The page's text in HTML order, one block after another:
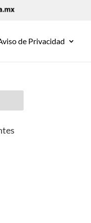
de Privacidad